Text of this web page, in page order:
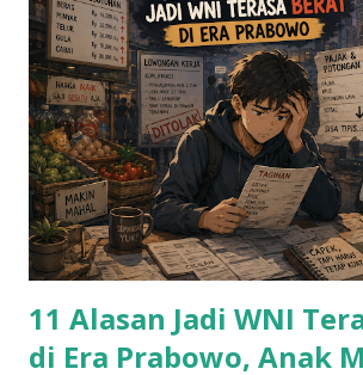
11 Alasan Jadi WNI
di Era Prabowo, Anak